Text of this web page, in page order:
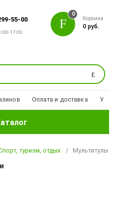
55-00
17:00
Поиск
0
Корзина
0 руб.
Оплата и доставка
туризм, отдых Мультитулы -